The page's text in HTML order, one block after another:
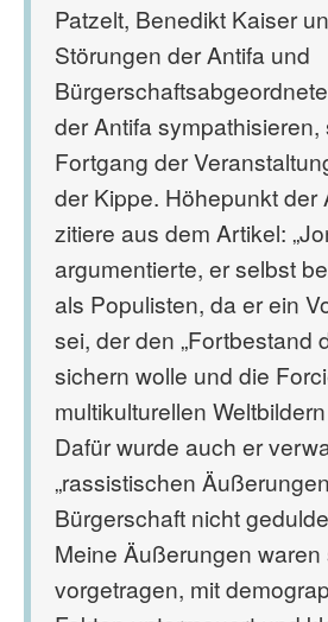
Patzelt, Benedikt Kaiser
Störungen der Antifa und
der Antifa sympathisieren,
Fortgang der
der Kippe. Höhepunkt der
zitiere aus dem Artikel:
argumentierte, er selbst
als Populisten, da er ein
sei, der den „Fortbestand
sichern wolle und die
multikulturellen
Dafür wurde auch er
„rassistischen
Bürgerschaft nicht
Meine Äußerungen waren
vorgetragen, mit